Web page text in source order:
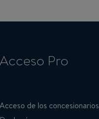
Acceso Pro
Acceso de los concesionarios